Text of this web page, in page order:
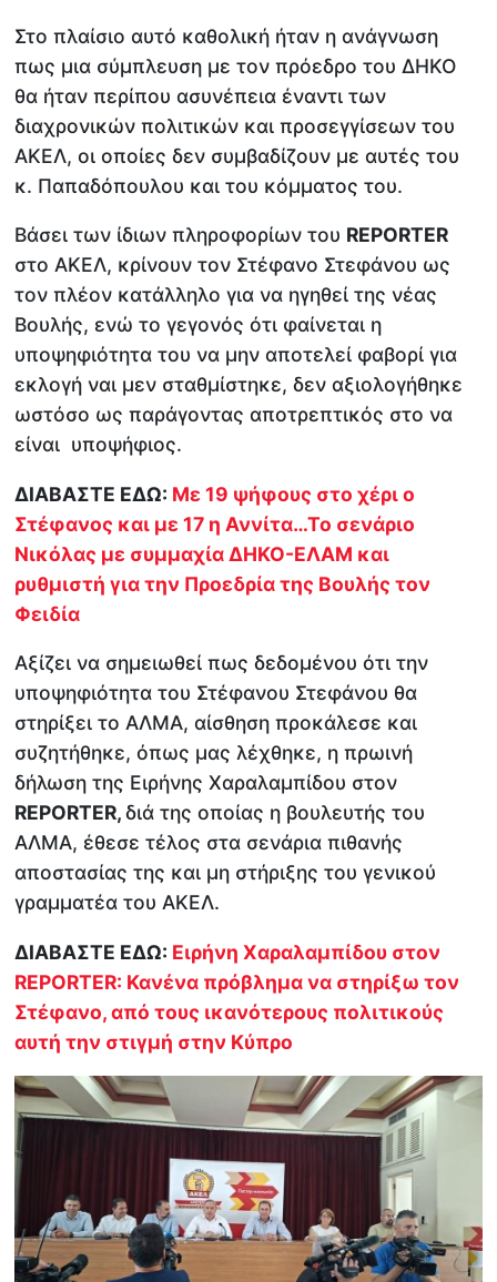
Στο πλαίσιο αυτό καθολική ήταν η ανάγνωση
πως μια σύμπλευση με τον πρόεδρο του ΔΗΚΟ
θα ήταν περίπου ασυνέπεια έναντι των
διαχρονικών πολιτικών και προσεγγίσεων του
ΑΚΕΛ, οι οποίες δεν συμβαδίζουν με αυτές του
κ. Παπαδόπουλου και του κόμματος του.
Βάσει των ίδιων πληροφορίων του REPORTER
στο ΑΚΕΛ, κρίνουν τον Στέφανο Στεφάνου ως
τον πλέον κατάλληλο για να ηγηθεί της νέας
Βουλής, ενώ το γεγονός ότι φαίνεται η
υποψηφιότητα του να μην αποτελεί φαβορί για
εκλογή ναι μεν σταθμίστηκε, δεν αξιολογήθηκε
ωστόσο ως παράγοντας αποτρεπτικός στο να
είναι υποψήφιος.
ΔΙΑΒΑΣΤΕ ΕΔΩ: Με 19 ψήφους στο χέρι ο
Στέφανος και με 17 η Αννίτα…Το σενάριο
Νικόλας με συμμαχία ΔΗΚΟ-ΕΛΑΜ και
ρυθμιστή για την Προεδρία της Βουλής τον
Φειδία
Αξίζει να σημειωθεί πως δεδομένου ότι την
υποψηφιότητα του Στέφανου Στεφάνου θα
στηρίξει το ΑΛΜΑ, αίσθηση προκάλεσε και
συζητήθηκε, όπως μας λέχθηκε, η πρωινή
δήλωση της Ειρήνης Χαραλαμπίδου στον
REPORTER,διά της οποίας η βουλευτής του
ΑΛΜΑ, έθεσε τέλος στα σενάρια πιθανής
αποστασίας της και μη στήριξης του γενικού
γραμματέα του ΑΚΕΛ.
ΔΙΑΒΑΣΤΕ ΕΔΩ: Ειρήνη Χαραλαμπίδου στον
REPORTER: Κανένα πρόβλημα να στηρίξω τον
Στέφανο, από τους ικανότερους πολιτικούς
αυτή την στιγμή στην Κύπρο